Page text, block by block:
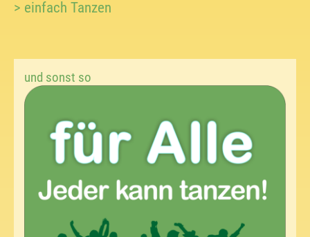
> einfach Tanzen
und sonst so